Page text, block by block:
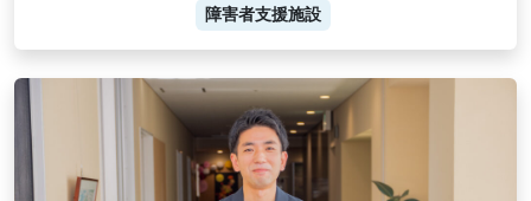
障害者支援施設